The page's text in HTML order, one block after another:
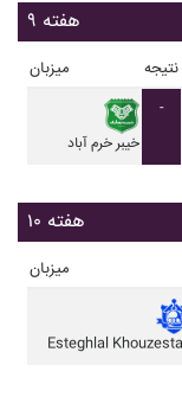
هفته ۹
میزبان نتیجه
خيبر خرم آباد
-
هفته ۱۰
میزبان
Esteghlal